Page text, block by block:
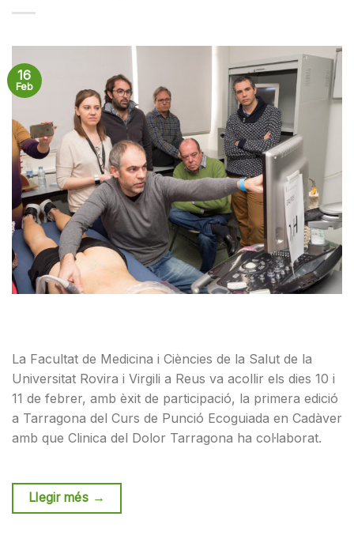
16
Feb
La Facultat de Medicina i Ciències de la Salut de la
Universitat Rovira i Virgili a Reus va acollir els dies 10 i
11 de febrer, amb èxit de participació, la primera edició
a Tarragona del Curs de Punció Ecoguiada en Cadàver
amb que Clinica del Dolor Tarragona ha col·laborat.
Llegir més →